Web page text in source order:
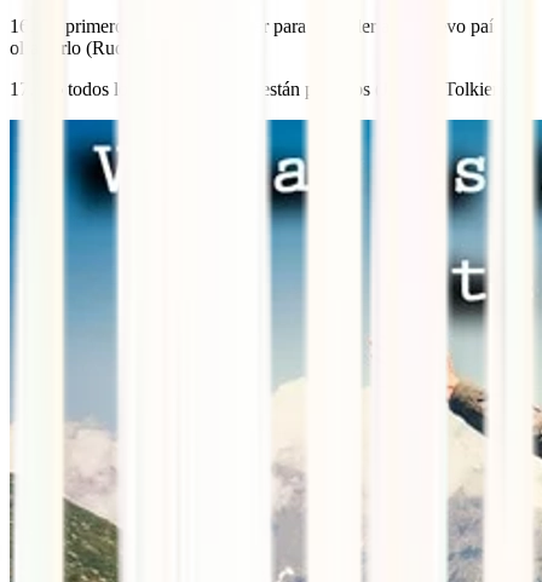
16. Lo primero que hay que hacer para entender a un nuevo país es
olfatearlo (Rudyard Kipling)
17. No todos los que deambulan están perdidos (J. R. R. Tolkien)